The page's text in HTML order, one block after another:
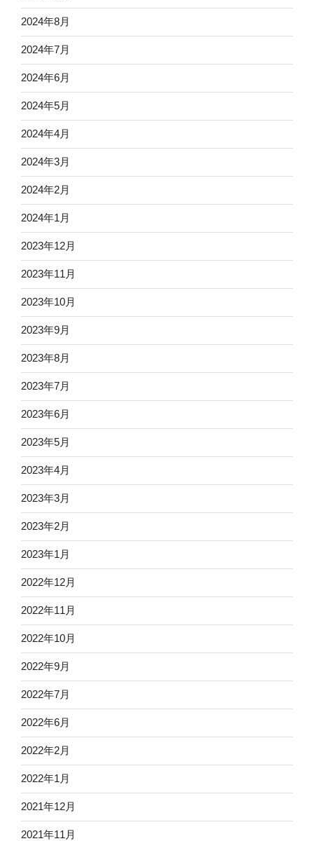
2024年8月
2024年7月
2024年6月
2024年5月
2024年4月
2024年3月
2024年2月
2024年1月
2023年12月
2023年11月
2023年10月
2023年9月
2023年8月
2023年7月
2023年6月
2023年5月
2023年4月
2023年3月
2023年2月
2023年1月
2022年12月
2022年11月
2022年10月
2022年9月
2022年7月
2022年6月
2022年2月
2022年1月
2021年12月
2021年11月